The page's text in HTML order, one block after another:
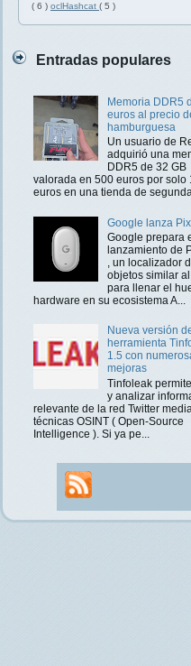
( 6 ) oclHashcat ( 5 )
Entradas populares
Memoria DDR5
euros al precio
hamburguesa
Un usuario de
adquirió una
DDR5 de 32 GB
valorada en 500 euros por solo
euros en una tienda de
Google lanza
Google prepara
lanzamiento de
, un localizador
objetos similar al
para llenar el
hardware en su ecosistema A...
Nueva versión
herramienta
1.5 con
mejoras
Tinfoleak
y analizar
relevante de la red Twitter
técnicas OSINT ( Open-Source
Intelligence ). Si ya pe...